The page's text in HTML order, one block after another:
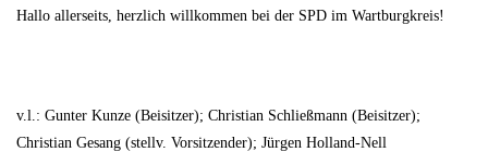
Hallo allerseits, herzlich willkommen bei der SPD im Wartburgkreis!
v.l.: Gunter Kunze (Beisitzer); Christian Schließmann (Beisitzer);
Christian Gesang (stellv. Vorsitzender); Jürgen Holland-Nell